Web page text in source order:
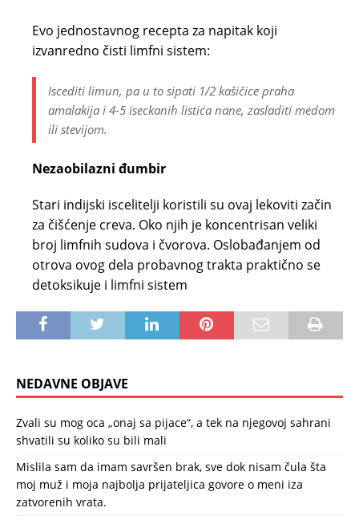
Evo jednostavnog recepta za napitak koji
izvanredno čisti limfni sistem:
Iscediti limun, pa u to sipati 1/2 kašičice praha
amalakija i 4-5 iseckanih listića nane, zasladiti medom
ili stevijom.
Nezaobilazni đumbir
Stari indijski iscelitelji koristili su ovaj lekoviti začin
za čišćenje creva. Oko njih je koncentrisan veliki
broj limfnih sudova i čvorova. Oslobađanjem od
otrova ovog dela probavnog trakta praktično se
detoksikuje i limfni sistem
NEDAVNE OBJAVE
Zvali su mog oca „onaj sa pijace“, a tek na njegovoj sahrani
shvatili su koliko su bili mali
Mislila sam da imam savršen brak, sve dok nisam čula šta
moj muž i moja najbolja prijateljica govore o meni iza
zatvorenih vrata.